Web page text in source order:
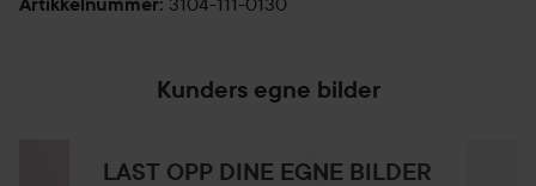
Kunders egne bilder
LAST OPP DINE EGNE BILDER